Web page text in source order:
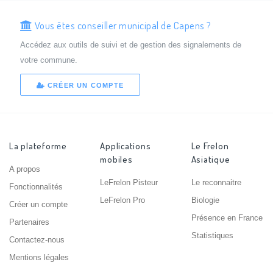
Vous êtes conseiller municipal de Capens ?
Accédez aux outils de suivi et de gestion des signalements de
votre commune.
CRÉER UN COMPTE
La plateforme
A propos
Fonctionnalités
Créer un compte
Partenaires
Contactez-nous
Mentions légales
Applications
mobiles
LeFrelon Pisteur
LeFrelon Pro
Le Frelon
Asiatique
Le reconnaitre
Biologie
Présence en France
Statistiques